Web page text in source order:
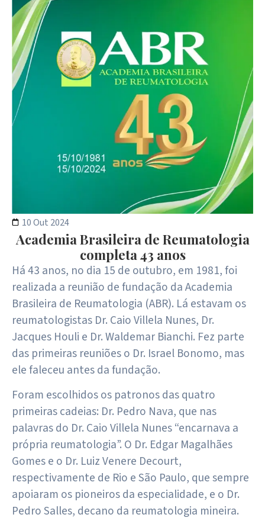
10 Out 2024
Academia Brasileira de Reumatologia
completa 43 anos
Há 43 anos, no dia 15 de outubro, em 1981, foi
realizada a reunião de fundação da Academia
Brasileira de Reumatologia (ABR). Lá estavam os
reumatologistas Dr. Caio Villela Nunes, Dr.
Jacques Houli e Dr. Waldemar Bianchi. Fez parte
das primeiras reuniões o Dr. Israel Bonomo, mas
ele faleceu antes da fundação.
Foram escolhidos os patronos das quatro
primeiras cadeias: Dr. Pedro Nava, que nas
palavras do Dr. Caio Villela Nunes “encarnava a
própria reumatologia”. O Dr. Edgar Magalhães
Gomes e o Dr. Luiz Venere Decourt,
respectivamente de Rio e São Paulo, que sempre
apoiaram os pioneiros da especialidade, e o Dr.
Pedro Salles, decano da reumatologia mineira.